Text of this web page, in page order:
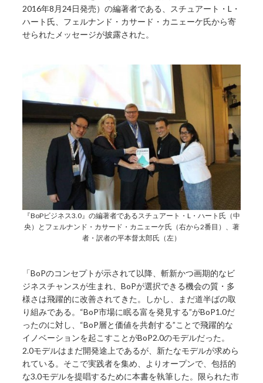
2016年8月24日発売）の編著者である、スチュアート・L・
ハート氏、フェルナンド・カサード・カニェーケ氏から寄
せられたメッセージが披露された。
『BoPビジネス3.0』の編著者であるスチュアート・L・ハート氏（中
央）とフェルナンド・カサード・カニェーケ氏（右から2番目）、著
者・訳者の平本督太郎氏（左）
「BoPのコンセプトが示されて以降、斬新かつ画期的なビ
ジネスチャンスが生まれ、BoPが選択できる機会の質・多
様さは飛躍的に改善されてきた。しかし、まだ道半ばの取
り組みである。“BoP市場に眠る富を発見する”がBoP1.0だ
ったのに対し、“BoP層と価値を共創する”ことで飛躍的な
イノベーションを起こすことがBoP2.0のモデルだった。
2.0モデルはまだ開発途上であるが、新たなモデルが求めら
れている。そこで実践者を集め、よりオープンで、包括的
な3.0モデルを提唱するために本書を執筆した。限られた市